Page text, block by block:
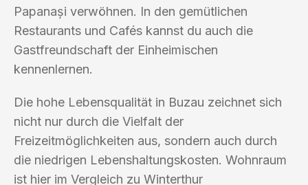
Papanași verwöhnen. In den gemütlichen
Restaurants und Cafés kannst du auch die
Gastfreundschaft der Einheimischen
kennenlernen.
Die hohe Lebensqualität in Buzau zeichnet sich
nicht nur durch die Vielfalt der
Freizeitmöglichkeiten aus, sondern auch durch
die niedrigen Lebenshaltungskosten. Wohnraum
ist hier im Vergleich zu Winterthur